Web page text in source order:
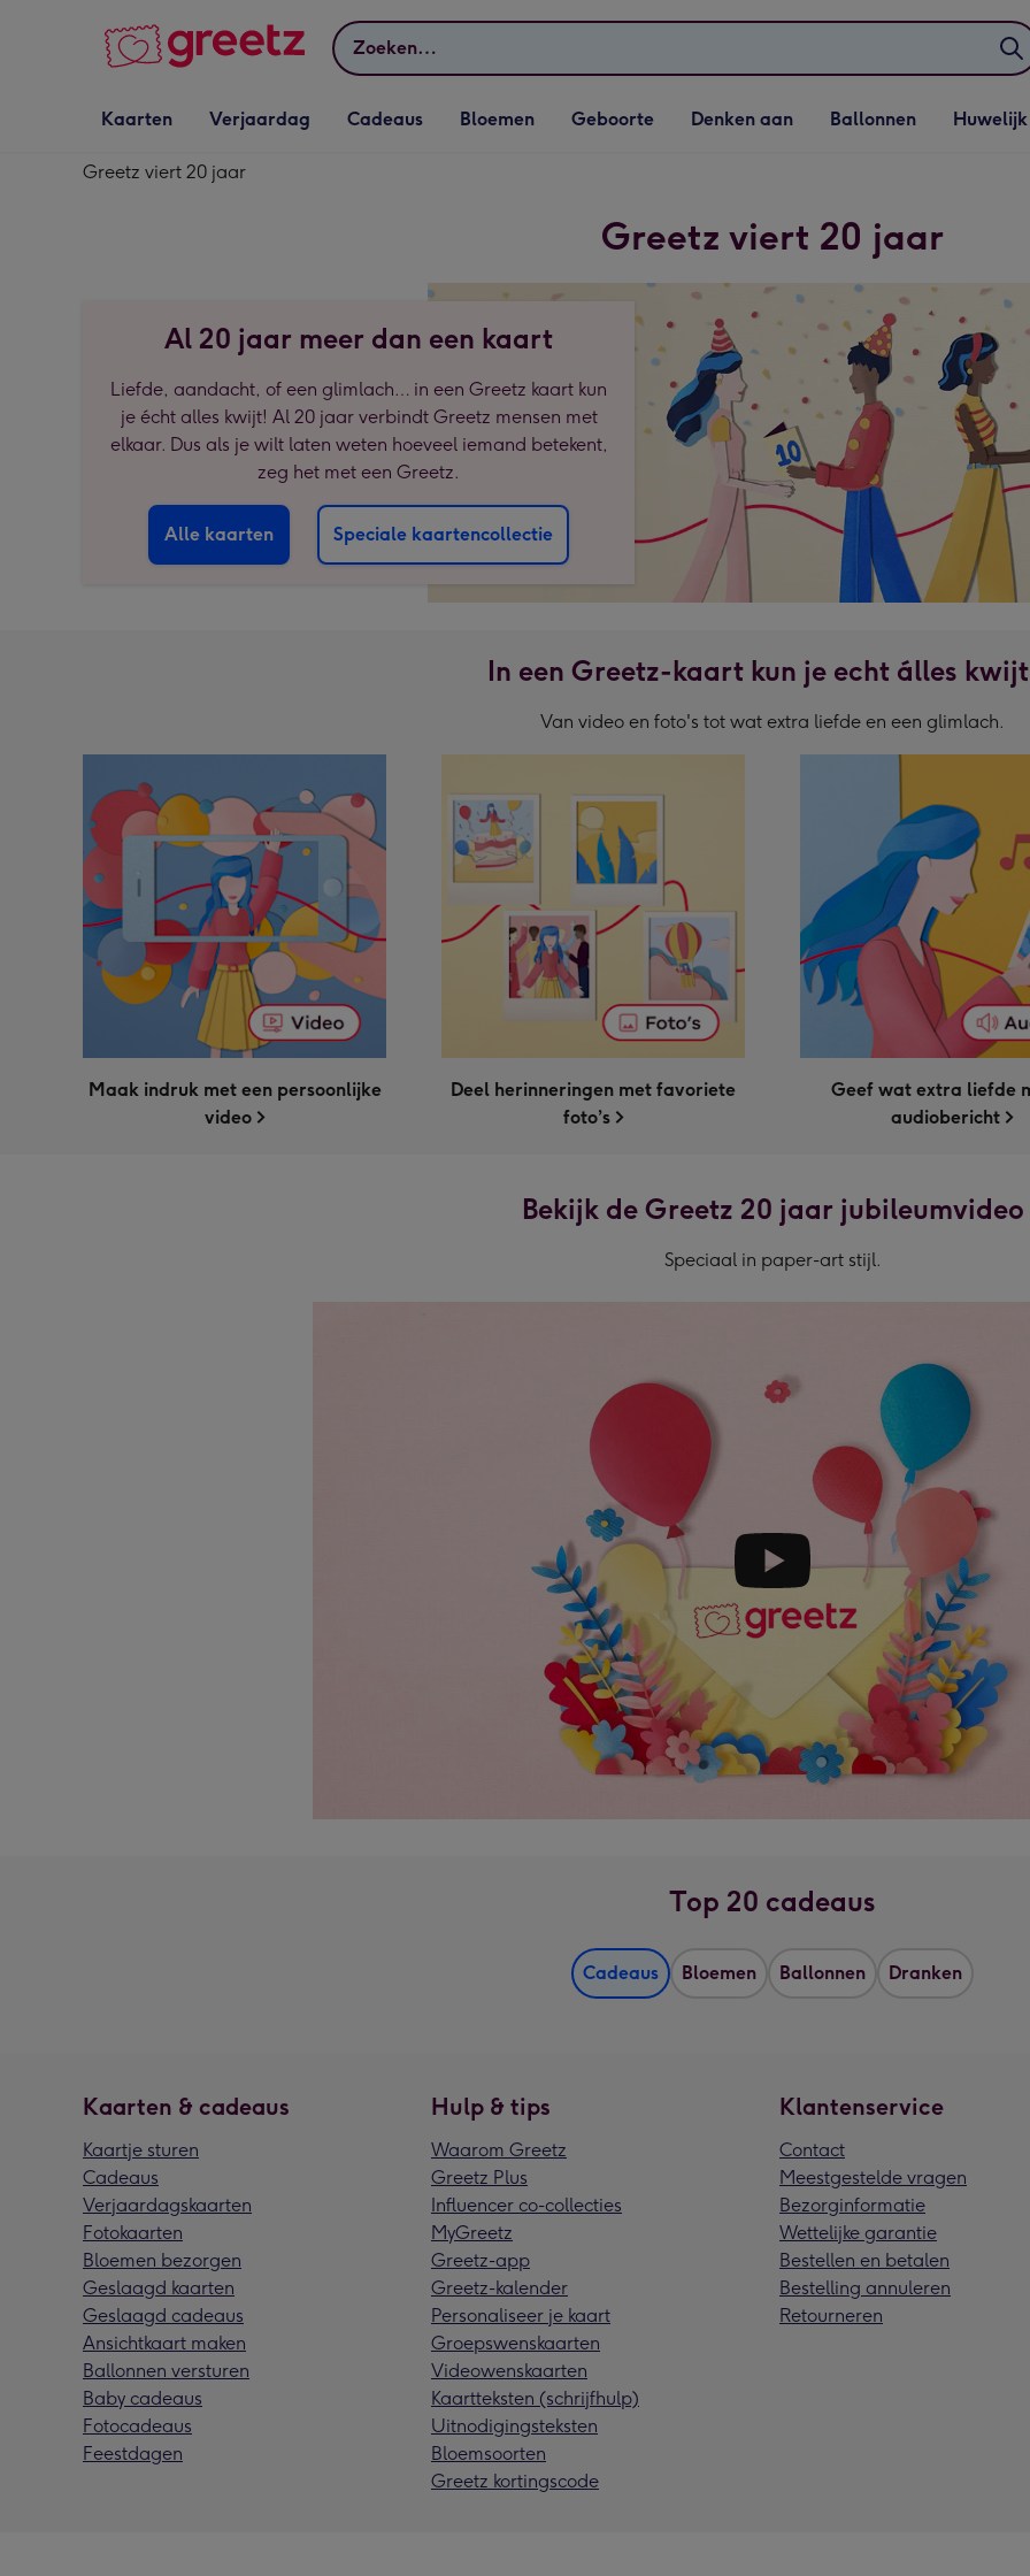
Zoeken
Vervolgkeuzelijst
Kaarten openen
Kaarten
Vervolgkeuzelijst
Verjaardag openen
Verjaardag
Vervolgkeuzelijst
Cadeaus openen
Cadeaus
Vervolgkeuzelijst
Bloemen openen
Bloemen
Vervolgkeuzelijst
Geboorte openen
Geboorte
Vervolgkeuzelijst
Denken aan openen
Denken aan
Vervolgkeuzelijst
Ballonnen openen
Ballonnen
Huwelijk
Huwelijk
Greetz viert 20 jaar
Greetz viert 20 jaar
Al 20 jaar meer dan een kaart
Liefde, aandacht, of een glimlach… in een Greetz kaart kun
je écht alles kwijt! Al 20 jaar verbindt Greetz mensen met
elkaar. Dus als je wilt laten weten hoeveel iemand betekent,
zeg het met een Greetz.
Alle kaarten Speciale kaartencollectie
In een Greetz-kaart kun je echt álles
Van video en foto's tot wat extra liefde en een glimlach.
Maak indruk met een persoonlijke
video
Deel herinneringen met favoriete
foto’s
Geef wat extra liefde
audiobericht
Bekijk de Greetz 20 jaar jubileumvideo
Speciaal in paper-art stijl.
Top 20 cadeaus
Cadeaus Bloemen Ballonnen Dranken
Kaarten & cadeaus
Kaartje sturen
Cadeaus
Verjaardagskaarten
Fotokaarten
Bloemen bezorgen
Geslaagd kaarten
Geslaagd cadeaus
Ansichtkaart maken
Ballonnen versturen
Baby cadeaus
Fotocadeaus
Feestdagen
Hulp & tips
Waarom Greetz
Greetz Plus
Influencer co-collecties
MyGreetz
Greetz-app
Greetz-kalender
Personaliseer je kaart
Groepswenskaarten
Videowenskaarten
Kaartteksten (schrijfhulp)
Uitnodigingsteksten
Bloemsoorten
Greetz kortingscode
Klantenservice
Contact
Meestgestelde vragen
Bezorginformatie
Wettelijke garantie
Bestellen en betalen
Bestelling annuleren
Retourneren